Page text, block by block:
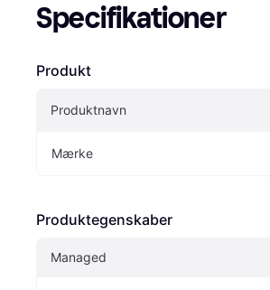
Specifikationer
Produkt
Produktnavn
Mærke
Produktegenskaber
Managed